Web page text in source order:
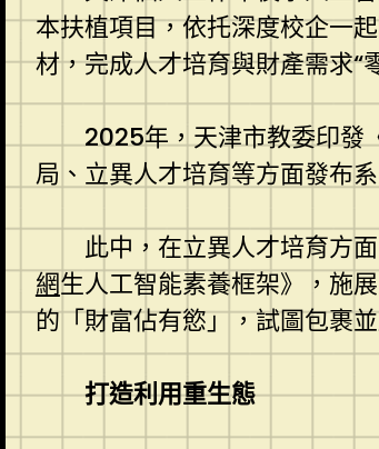
本扶植項目，依托深度校企一
材，完成人才培育與財產需求“
2025年，天津市教委印發
局、立異人才培育等方面發布
此中，在立異人才培育方
網生人工智能素養框架》，施
的「財富佔有慾」，試圖包裹
打造利用重生態